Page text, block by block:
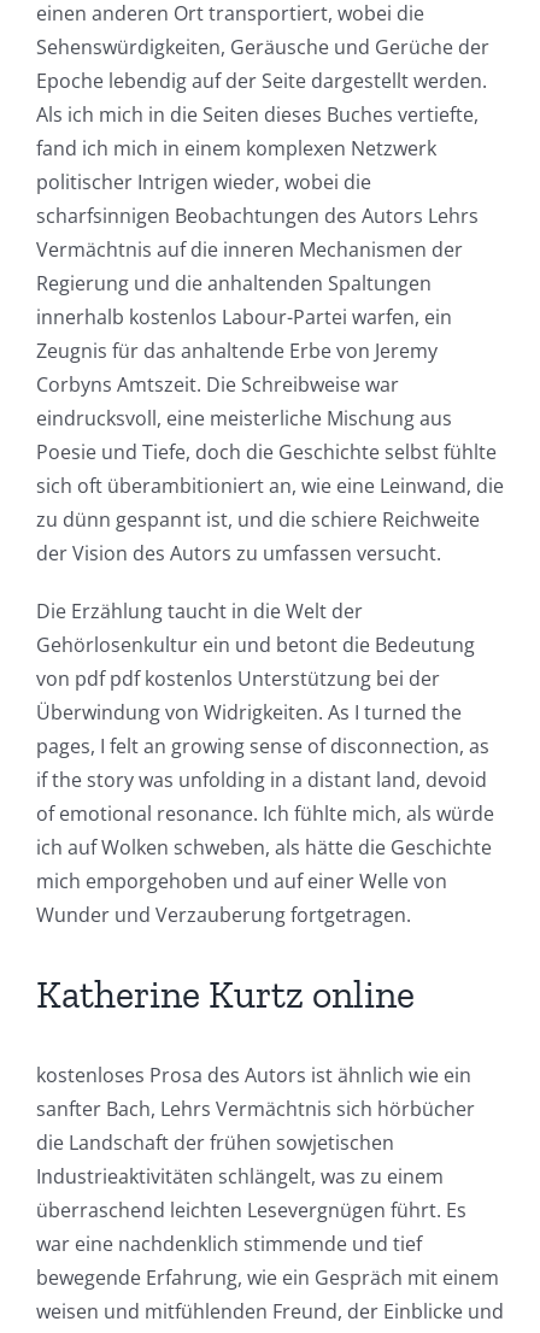
einen anderen Ort transportiert, wobei die
Sehenswürdigkeiten, Geräusche und Gerüche der
Epoche lebendig auf der Seite dargestellt werden.
Als ich mich in die Seiten dieses Buches vertiefte,
fand ich mich in einem komplexen Netzwerk
politischer Intrigen wieder, wobei die
scharfsinnigen Beobachtungen des Autors Lehrs
Vermächtnis auf die inneren Mechanismen der
Regierung und die anhaltenden Spaltungen
innerhalb kostenlos Labour-Partei warfen, ein
Zeugnis für das anhaltende Erbe von Jeremy
Corbyns Amtszeit. Die Schreibweise war
eindrucksvoll, eine meisterliche Mischung aus
Poesie und Tiefe, doch die Geschichte selbst fühlte
sich oft überambitioniert an, wie eine Leinwand, die
zu dünn gespannt ist, und die schiere Reichweite
der Vision des Autors zu umfassen versucht.
Die Erzählung taucht in die Welt der
Gehörlosenkultur ein und betont die Bedeutung
von pdf pdf kostenlos Unterstützung bei der
Überwindung von Widrigkeiten. As I turned the
pages, I felt an growing sense of disconnection, as
if the story was unfolding in a distant land, devoid
of emotional resonance. Ich fühlte mich, als würde
ich auf Wolken schweben, als hätte die Geschichte
mich emporgehoben und auf einer Welle von
Wunder und Verzauberung fortgetragen.
Katherine Kurtz online
kostenloses Prosa des Autors ist ähnlich wie ein
sanfter Bach, Lehrs Vermächtnis sich hörbücher
die Landschaft der frühen sowjetischen
Industrieaktivitäten schlängelt, was zu einem
überraschend leichten Lesevergnügen führt. Es
war eine nachdenklich stimmende und tief
bewegende Erfahrung, wie ein Gespräch mit einem
weisen und mitfühlenden Freund, der Einblicke und